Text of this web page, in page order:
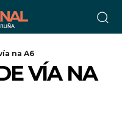
na A6
VÍA NA